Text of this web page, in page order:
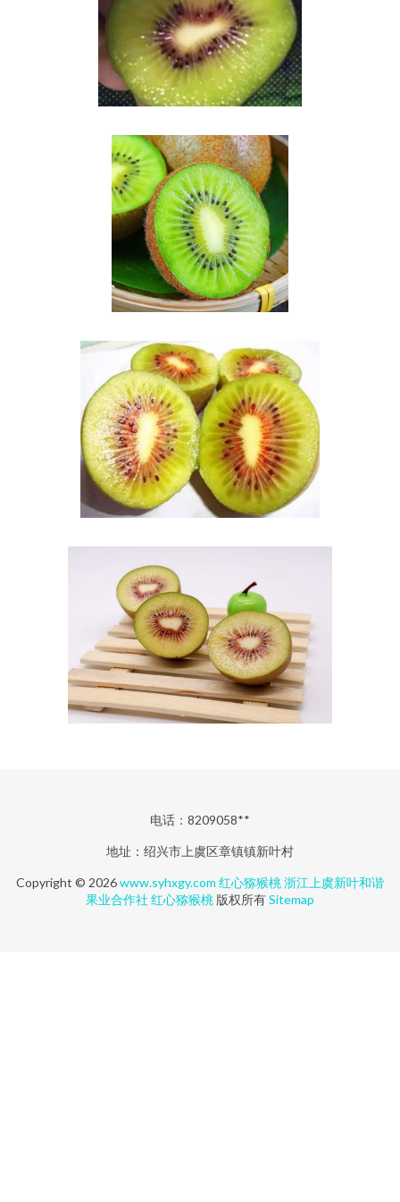
电话：8209058**
地址：绍兴市上虞区章镇镇新叶村
Copyright © 2026www.syhxgy.com 红心猕猴桃浙江上虞新叶和谐
果业合作社 红心猕猴桃 版权所有Sitemap